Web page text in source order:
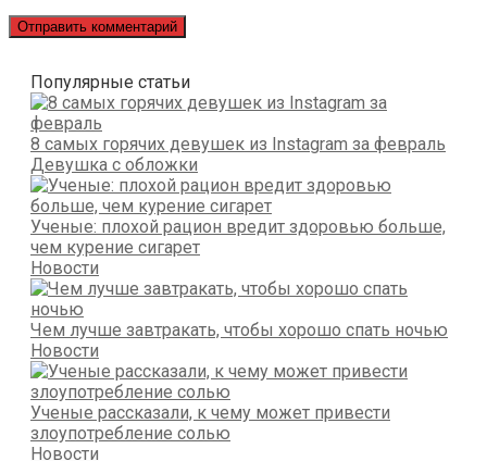
Популярные статьи
8 самых горячих девушек из Instagram за февраль
Девушка с обложки
Ученые: плохой рацион вредит здоровью больше,
чем курение сигарет
Новости
Чем лучше завтракать, чтобы хорошо спать ночью
Новости
Ученые рассказали, к чему может привести
злоупотребление солью
Новости